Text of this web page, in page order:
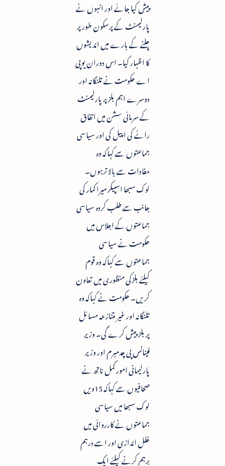
پیش کیا جائے اور انہوں نے
پارلیمنٹ کے پرسکون طورپر
چلنے کے بارے میں اندیشوں
کا اظہار کیا۔ اس دوران یوپی
اے حکومت نے تلنگانہ اور
دوسرے اہم بلز پر پارلیمنٹ
کے سرمائی سشن میں اتفاق
رائے کی اپیل کی اور سیاسی
جماعتوں سے کہاکہ وہ
مفادات سے بالا ترہوں۔
لوک سبھا اسپیکر میرا کمار کی
جانب سے طلب کردہ سیاسی
جماعتوں کے اجلاس میں
حکومت نے سیاسی
جماعتوں سے کہاکہ وہ قوم
کیلئے بلزکی منظوری میں تعاون
کریں۔ حکومت نے کہاکہ وہ
تلنگانہ اور غیر متنازعہ مسائل
پر بلز پیش کرے گی۔ وزیر
فینانس پی چدمبرم اور وزیر
پارلیمانی امور کمل ناتھ نے
صحافیوں سے کہاکہ 15ویں
لوک سبھا میں سیاسی
جماعتوں نے کارروائی میں
خلل اندازی اور اسے درہم
برہم کرنے کیلئے ایک